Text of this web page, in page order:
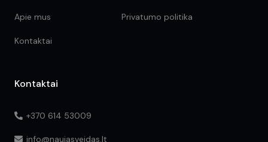
Apie mus
Kontaktai
Privatumo politika
Kontaktai
+370 614 53009
info@naujasveidas.lt